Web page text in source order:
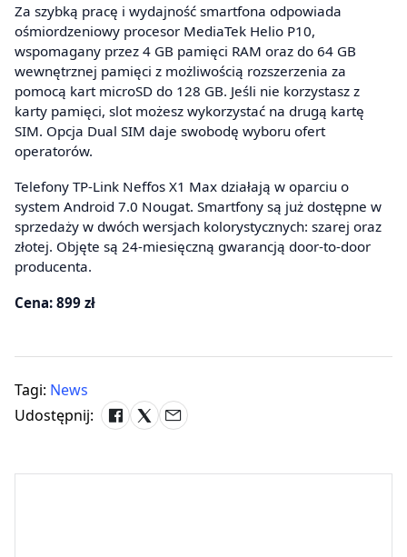
Za szybką pracę i wydajność smartfona odpowiada
ośmiordzeniowy procesor MediaTek Helio P10,
wspomagany przez 4 GB pamięci RAM oraz do 64 GB
wewnętrznej pamięci z możliwością rozszerzenia za
pomocą kart microSD do 128 GB. Jeśli nie korzystasz z
karty pamięci, slot możesz wykorzystać na drugą kartę
SIM. Opcja Dual SIM daje swobodę wyboru ofert
operatorów.
Telefony TP-Link Neffos X1 Max działają w oparciu o
system Android 7.0 Nougat. Smartfony są już dostępne w
sprzedaży w dwóch wersjach kolorystycznych: szarej oraz
złotej. Objęte są 24-miesięczną gwarancją door-to-door
producenta.
Cena: 899 zł
Tagi: News
Udostępnij: